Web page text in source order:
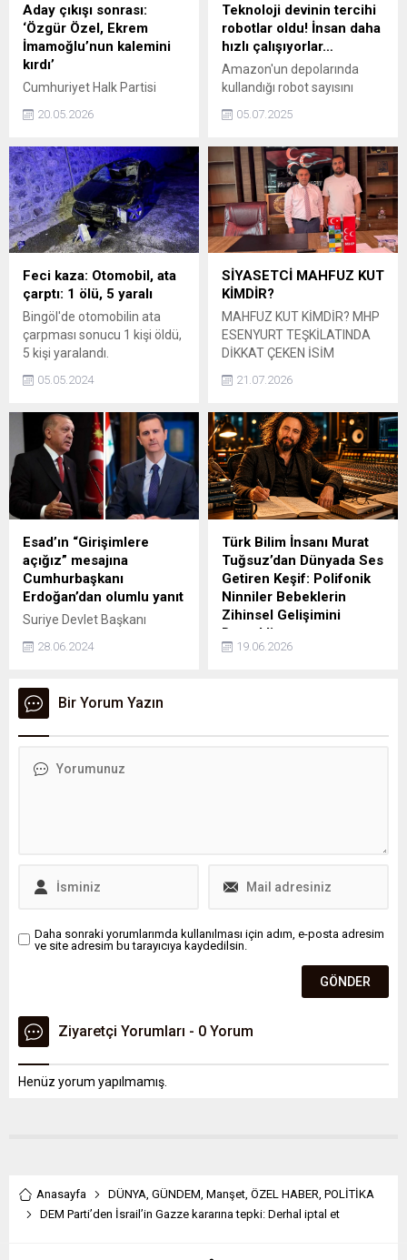
Aday çıkışı sonrası:
‘Özgür Özel, Ekrem
İmamoğlu’nun kalemini
kırdı’
Cumhuriyet Halk Partisi
Özel, 18 Mayıs'taki
İmamoğlu'nun yerine yeni
aday çıkarır, mücadeleyi
sürdürürüz" dedi.
20.05.2026
Teknoloji devinin tercihi
robotlar oldu! İnsan daha
hızlı çalışıyorlar…
Amazon'un depolarında
kullandığı robot sayısını
tesislerinde şu anda 1
olarak çalışıyor.
05.07.2025
Feci kaza: Otomobil, ata
çarptı: 1 ölü, 5 yaralı
Bingöl'de otomobilin ata
çarpması sonucu 1 kişi öldü,
5 kişi yaralandı.
05.05.2024
SİYASETCİ MAHFUZ KUT
KİMDİR?
MAHFUZ KUT KİMDİR? MHP
ESENYURT TEŞKİLATINDA
DİKKAT ÇEKEN İSİM
İSTANBUL / ESENYURT –
Siyasi çalışmalarıyla yerel
isimlerden biri olan Mahfuz
Kut, özellikle Milliyetçi
Hareket Partisi (MHP)
Esenyurt İlçe Teşkilatı’ndaki
aktif rolüyle dikkat çekiyor.
Genç yaşına rağmen
sahadaki etkinliği ve teşkilat
içindeki uyumlu
çalışmalarıyla öne çıkan Kut,
son...
21.07.2026
Esad’ın “Girişimlere
açığız” mesajına
Cumhurbaşkanı
Erdoğan’dan olumlu yanıt
Suriye Devlet Başkanı
ilişkilerini geliştirmeyi
açık olduğunu ifade etmişti.
Cumhurbaşkanı Erdoğan,
olmamasına sebep yok"
28.06.2024
Türk Bilim İnsanı Murat
Tuğsuz’dan Dünyada Ses
Getiren Keşif: Polifonik
Ninniler Bebeklerin
Zihinsel Gelişimini
Destekliyo
Bebeklerin uyku kalitesini
yalnızca bir eğlence aracı
gelişimini
destekleyebilecek...
19.06.2026
Bir Yorum Yazın
Daha sonraki yorumlarımda kullanılması için adım, e-posta adresim
ve site adresim bu tarayıcıya kaydedilsin.
Ziyaretçi Yorumları - 0 Yorum
Henüz yorum yapılmamış.
Anasayfa DÜNYA GÜNDEM Manşet ÖZEL HABER POLİTİKA
DEM Parti’den İsrail’in Gazze kararına tepki: Derhal iptal et